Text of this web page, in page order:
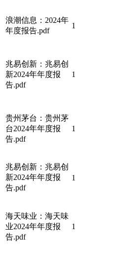
浪潮信息：2024年
年度报告.pdf
1
兆易创新：兆易创
新2024年年度报
告.pdf
1
贵州茅台：贵州茅
台2024年年度报
告.pdf
1
兆易创新：兆易创
新2024年年度报
告.pdf
1
海天味业：海天味
业2024年年度报
告.pdf
1